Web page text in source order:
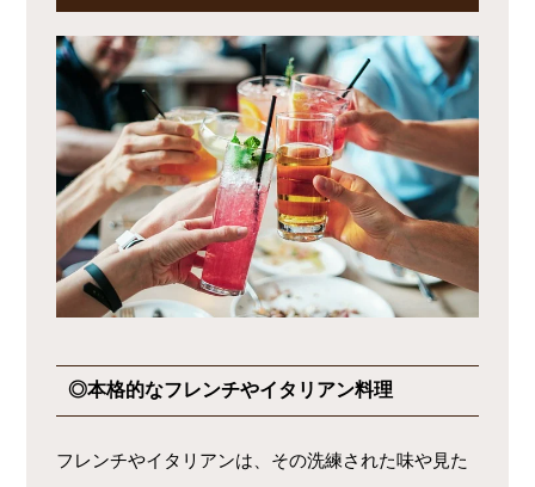
◎本格的なフレンチやイタリアン料理
フレンチやイタリアンは、その洗練された味や見た